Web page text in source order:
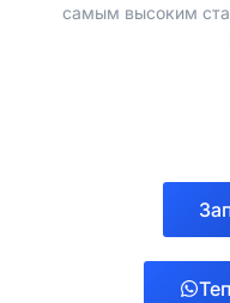
самым высоким